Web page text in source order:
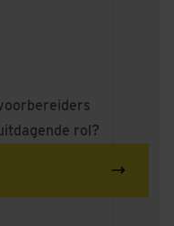
rol?